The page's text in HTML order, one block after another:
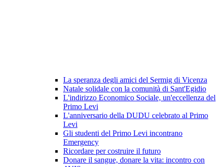
La speranza degli amici del Sermig di Vicenza
Natale solidale con la comunità di Sant'Egidio
L'indirizzo Economico Sociale, un'eccellenza del
Primo Levi
L'anniversario della DUDU celebrato al Primo
Levi
Gli studenti del Primo Levi incontrano
Emergency
Ricordare per costruire il futuro
Donare il sangue, donare la vita: incontro con